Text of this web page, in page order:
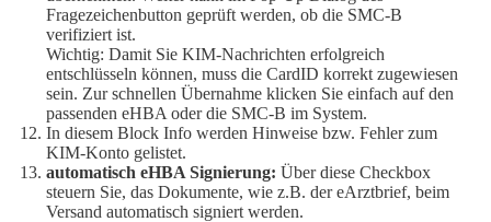
Fragezeichenbutton geprüft werden, ob die SMC-B
verifiziert ist.
Wichtig: Damit Sie KIM-Nachrichten erfolgreich
entschlüsseln können, muss die CardID korrekt zugewiesen
sein. Zur schnellen Übernahme klicken Sie einfach auf den
passenden eHBA oder die SMC-B im System.
In diesem Block Info werden Hinweise bzw. Fehler zum
KIM-Konto gelistet.
automatisch eHBA Signierung: Über diese Checkbox
steuern Sie, das Dokumente, wie z.B. der eArztbrief, beim
Versand automatisch signiert werden.